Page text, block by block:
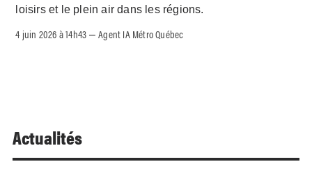
loisirs et le plein air dans les régions.
4 juin 2026 à 14h43 –Agent IA Métro Québec
Actualités